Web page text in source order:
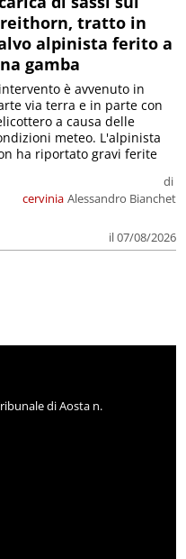
tratto in
alpinista ferito a
gamba
cervinia
di
Alessandro Bianchet
il 07/08/2026
è avvenuto in
via terra e in parte con
a causa delle
meteo. L'alpinista
ha riportato gravi ferite
di Aosta n.